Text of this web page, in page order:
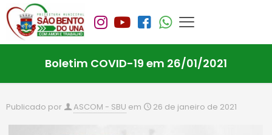
Boletim COVID-19 em 26/01/2021
Publicado por ASCOM - SBU em 26 de janeiro de 2021